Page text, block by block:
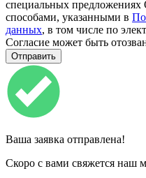
специальных
способами, указанными в
данных, в том числе по
Согласие может быть
Ваша заявка отправлена!
Скоро с вами свяжется наш